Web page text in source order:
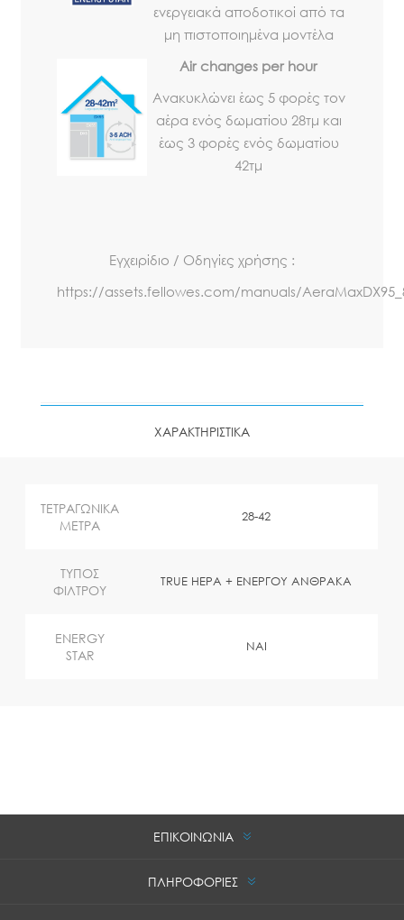
ενεργειακά αποδοτικοί από τα
μη πιστοποιημένα μοντέλα
Air changes per hour
Ανακυκλώνει έως 5 φορές τον
αέρα ενός δωματίου 28τμ και
έως 3 φορές ενός δωματίου
42τμ
Εγχειρίδιο / Οδηγίες χρήσης :
https://assets.fellowes.com/manuals/
ΧΑΡΑΚΤΗΡΙΣΤΙΚΑ
ΤΕΤΡΑΓΩΝΙΚΑ
ΜΕΤΡΑ
28-42
ΤΥΠΟΣ
ΦΙΛΤΡΟΥ
TRUE HEPA + ΕΝΕΡΓΟΥ ΑΝΘΡΑΚΑ
ENERGY
STAR
NAI
ΕΠΙΚΟΙΝΩΝΙΑ
ΠΛΗΡΟΦΟΡΙΕΣ